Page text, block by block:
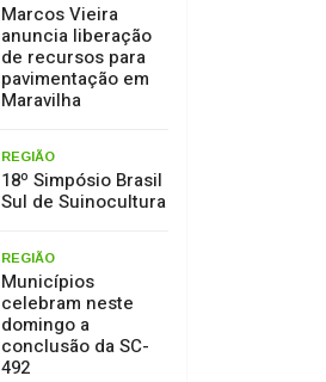
Marcos Vieira
anuncia liberação
de recursos para
pavimentação em
Maravilha
REGIÃO
18º Simpósio Brasil
Sul de Suinocultura
REGIÃO
Municípios
celebram neste
domingo a
conclusão da SC-
492